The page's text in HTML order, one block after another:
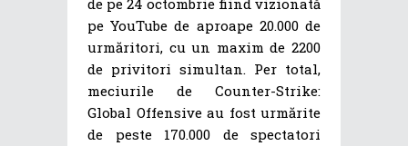
de pe 24 octombrie fiind vizionată
pe YouTube de aproape 20.000 de
urmăritori, cu un maxim de 2200
de privitori simultan. Per total,
meciurile de Counter-Strike:
Global Offensive au fost urmărite
de peste 170.000 de spectatori